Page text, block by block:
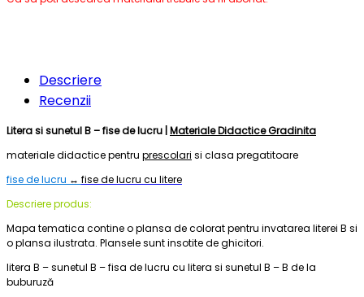
Descriere
Recenzii
Litera si sunetul B – fise de lucru | Materiale Didactice Gradinita
materiale didactice pentru prescolari si clasa pregatitoare
fise de lucru ↔ fise de lucru cu litere
Descriere produs:
Mapa tematica contine o plansa de colorat pentru invatarea literei B si
o plansa ilustrata. Plansele sunt insotite de ghicitori.
litera B – sunetul B – fisa de lucru cu litera si sunetul B – B de la
buburuză